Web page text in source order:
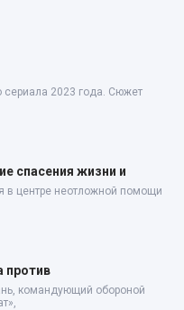
сериала 2023 года. Сюжет
спасения жизни и
в центре неотложной помощи
против
командующий обороной